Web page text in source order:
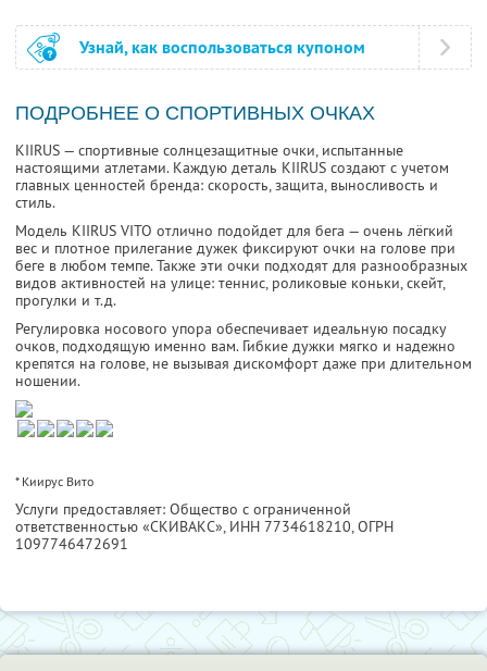
Узнай, как воспользоваться купоном
ПОДРОБНЕЕ О СПОРТИВНЫХ ОЧКАХ
KIIRUS — спортивные солнцезащитные очки, испытанные
настоящими атлетами. Каждую деталь KIIRUS создают с учетом
главных ценностей бренда: скорость, защита, выносливость и
стиль.
Модель KIIRUS VITO отлично подойдет для бега — очень лёгкий
вес и плотное прилегание дужек фиксируют очки на голове при
беге в любом темпе. Также эти очки подходят для разнообразных
видов активностей на улице: теннис, роликовые коньки, скейт,
прогулки и т.д.
Регулировка носового упора обеспечивает идеальную посадку
очков, подходящую именно вам. Гибкие дужки мягко и надежно
крепятся на голове, не вызывая дискомфорт даже при длительном
ношении.
* Киирус Вито
Услуги предоставляет: Общество с ограниченной
ответственностью «СКИВАКС», ИНН 7734618210, ОГРН
1097746472691